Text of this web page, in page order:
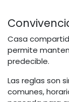
Casa
permite
predecible.
Las reglas son
comunes,